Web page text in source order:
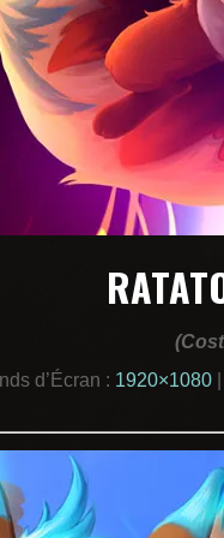
d’Écran : 1920×1080